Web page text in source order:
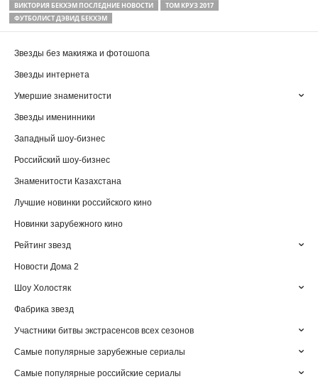
ВИКТОРИЯ БЕКХЭМ ПОСЛЕДНИЕ НОВОСТИ
ТОМ КРУЗ 2017
ФУТБОЛИСТ ДЭВИД БЕКХЭМ
Звезды без макияжа и фотошопа
Звезды интернета
Умершие знаменитости
Звезды именинники
Западный шоу-бизнес
Российский шоу-бизнес
Знаменитости Казахстана
Лучшие новинки российского кино
Новинки зарубежного кино
Рейтинг звезд
Новости Дома 2
Шоу Холостяк
Фабрика звезд
Участники битвы экстрасенсов всех сезонов
Самые популярные зарубежные сериалы
Самые популярные российские сериалы